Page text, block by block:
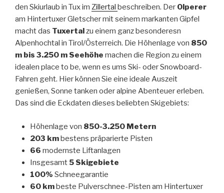
den Skiurlaub in Tux im Zillertal beschreiben. Der Olperer
am Hintertuxer Gletscher mit seinem markanten Gipfel
macht das Tuxertalzu einem ganz besonderesn
Alpenhochtal in Tirol/Österreich. Die Höhenlage von 850
m bis 3.250 m Seehöhe machen die Region zu einem
idealen place to be, wenn es ums Ski- oder Snowboard-
Fahren geht. Hier können Sie eine ideale Auszeit
genießen, Sonne tanken oder alpine Abenteuer erleben.
Das sind die Eckdaten dieses beliebten Skigebiets:
Höhenlage von 850-3.250 Metern
203 kmbestens präparierte Pisten
66 modernste Liftanlagen
Insgesamt5 Skigebiete
100% Schneegarantie
60 kmbeste Pulverschnee-Pisten am Hintertuxer